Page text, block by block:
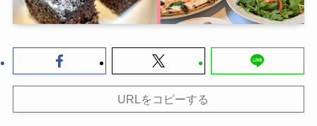
URLをコピーする